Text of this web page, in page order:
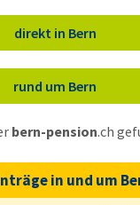
direkt in Bern
rund um Bern
bern-pension.ch
in und um